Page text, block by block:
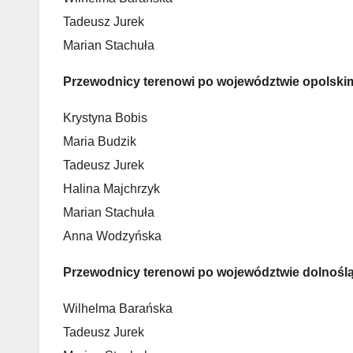
Tadeusz Jurek
Marian Stachuła
Przewodnicy terenowi po województwie
Krystyna Bobis
Maria Budzik
Tadeusz Jurek
Halina Majchrzyk
Marian Stachuła
Anna Wodzyńska
Przewodnicy terenowi po województwie
Wilhelma Barańska
Tadeusz Jurek